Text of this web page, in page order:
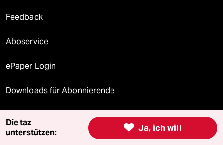
Feedback
Aboservice
ePaper Login
Downloads für Abonnierende
© 2026 taz Verlags und Vertriebs GmbH
 Ja, ich will
Die taz
unterstützen: